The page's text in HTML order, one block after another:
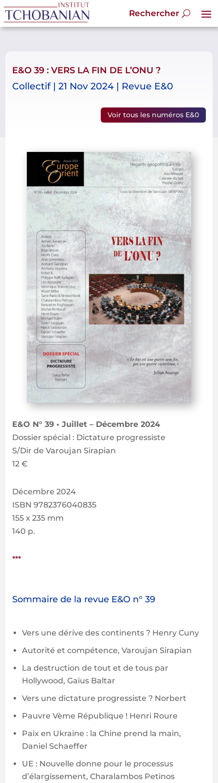
E&O 39 : VERS LA FIN DE L’ONU ?
Collectif | 21 Nov 2024 | Revue E&0
Voir tous les numéros E&0
E&O N° 39 • Juillet – Décembre 2024
Dossier spécial : Dictature progressiste
S/Dir de Varoujan Sirapian
12 €
Décembre 2024
ISBN 9782376040835
155 x 235 mm
140 p.
***
Sommaire de la revue E&O n° 39
Vers une dérive des continents ? Henry Cuny
Autorité et compétence, Varoujan Sirapian
La destruction de tout et de tous par
Hollywood, Gaïus Baltar
Vers une dictature progressiste ? Norbert
Pauvre Vème République ! Henri Roure
Paix en Ukraine : la Chine prend la main,
Daniel Schaeffer
UE : Nouvelle donne pour le processus
d’élargissement, Charalambos Petinos